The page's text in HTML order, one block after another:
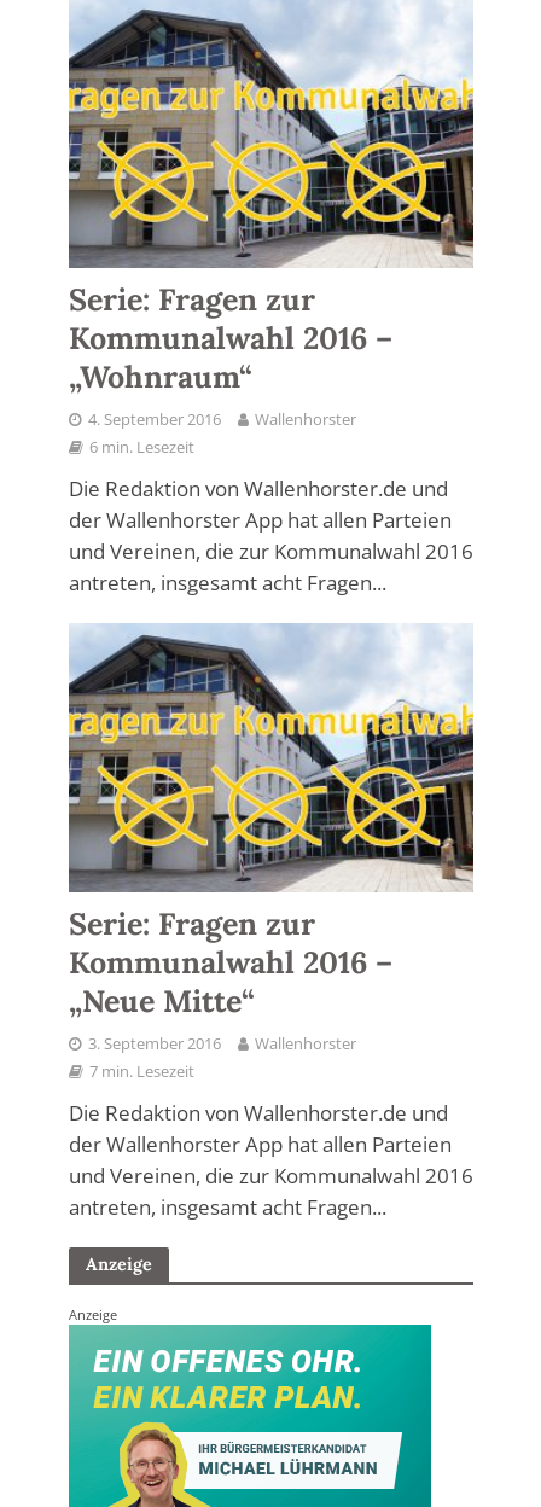
Serie: Fragen zur
Kommunalwahl 2016 –
„Wohnraum“
4. September 2016
Wallenhorster
6 min. Lesezeit
Die Redaktion von Wallenhorster.de und
der Wallenhorster App hat allen Parteien
und Vereinen, die zur Kommunalwahl 2016
antreten, insgesamt acht Fragen...
Serie: Fragen zur
Kommunalwahl 2016 –
„Neue Mitte“
3. September 2016
Wallenhorster
7 min. Lesezeit
Die Redaktion von Wallenhorster.de und
der Wallenhorster App hat allen Parteien
und Vereinen, die zur Kommunalwahl 2016
antreten, insgesamt acht Fragen...
Anzeige
Anzeige